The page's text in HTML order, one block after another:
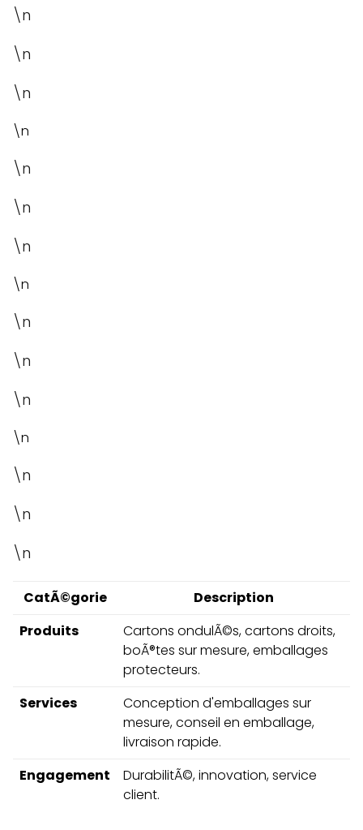
\n
\n
\n
\n
\n
\n
\n
\n
\n
\n
\n
\n
\n
\n
\n
CatÃ©gorie
Description
Produits
Cartons ondulÃ©s, cartons droits,
boÃ®tes sur mesure, emballages
protecteurs.
Services
Conception d'emballages sur
mesure, conseil en emballage,
livraison rapide.
Engagement
DurabilitÃ©, innovation, service
client.